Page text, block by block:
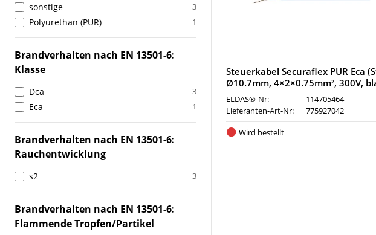
sonstige 3
Polyurethan (PUR) 1
Brandverhalten nach EN 13501-6:
Klasse
Dca 3
Eca 1
Brandverhalten nach EN 13501-6:
Rauchentwicklung
s2 3
Brandverhalten nach EN 13501-6:
Flammende Tropfen/Partikel
Steuerkabel Securaflex PUR Eca
Ø10.7mm, 4×2×0.75mm², 300V,
ELDAS®-Nr:
114705464
Lieferanten-Art-Nr:
775927042
Wird bestellt